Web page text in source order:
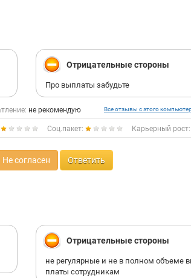
Отрицательные стороны
Про выплаты забудьте
не рекомендую Все отзывы с этого
Соц.пакет: Карьерный рост:
Не согласен Ответить
Отрицательные стороны
не регулярные и не в полном объеме
платы сотрудникам